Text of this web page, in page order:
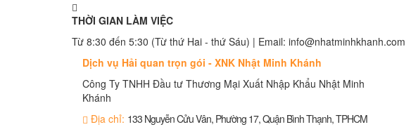
THỜI GIAN LÀM VIỆC
Từ 8:30 đến 5:30 (Từ thứ Hai - thứ Sáu) | Email: info@nhatminhkhanh.com
Dịch vụ Hải quan trọn gói - XNK Nhật Minh Khánh
Công Ty TNHH Đầu tư Thương Mại Xuất Nhập Khẩu Nhật Minh
Khánh
Địa chỉ: 133 Nguyễn Cửu Vân, Phường 17, Quận Bình Thạnh, TPHCM